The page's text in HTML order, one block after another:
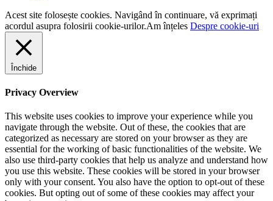
Acest site folosește cookies. Navigând în continuare, vă exprimați
acordul asupra folosirii cookie-urilor.Am înțeles Despre cookie-uri
Închide
Privacy Overview
This website uses cookies to improve your experience while you
navigate through the website. Out of these, the cookies that are
categorized as necessary are stored on your browser as they are
essential for the working of basic functionalities of the website. We
also use third-party cookies that help us analyze and understand how
you use this website. These cookies will be stored in your browser
only with your consent. You also have the option to opt-out of these
cookies. But opting out of some of these cookies may affect your